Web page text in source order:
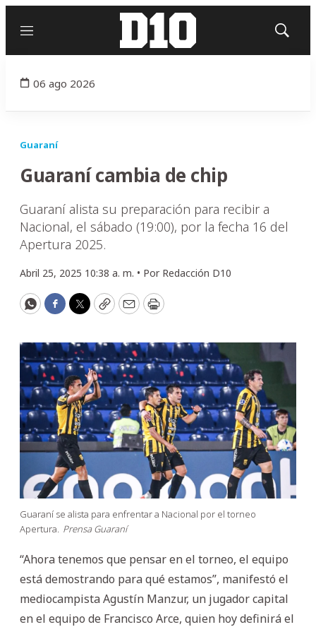
Menú
Mostrar
06 ago 2026
Guaraní
Guaraní cambia de chip
Guaraní alista su preparación para recibir a
Nacional, el sábado (19:00), por la fecha 16 del
Apertura 2025.
Abril 25, 2025 10:38 a. m. • Por Redacción D10
WhatsApp
Facebook
Twitter
CopyEmailPrint
Guaraní se alista para enfrentar a Nacional por el torneo
Apertura. Prensa Guaraní
“Ahora tenemos que pensar en el torneo, el equipo
está demostrando para qué estamos”, manifestó el
mediocampista Agustín Manzur, un jugador capital
en el equipo de Francisco Arce, quien hoy definirá el